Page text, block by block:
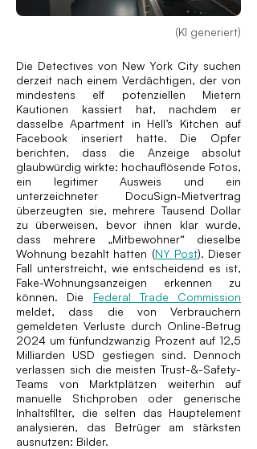
(KI generiert)
Die Detectives von New York City suchen
derzeit nach einem Verdächtigen, der von
mindestens elf potenziellen Mietern
Kautionen kassiert hat, nachdem er
dasselbe Apartment in Hell’s Kitchen auf
Facebook inseriert hatte. Die Opfer
berichten, dass die Anzeige absolut
glaubwürdig wirkte: hochauflösende Fotos,
ein legitimer Ausweis und ein
unterzeichneter DocuSign-Mietvertrag
überzeugten sie, mehrere Tausend Dollar
zu überweisen, bevor ihnen klar wurde,
dass mehrere „Mitbewohner“ dieselbe
Wohnung bezahlt hatten (NY Post). Dieser
Fall unterstreicht, wie entscheidend es ist,
Fake-Wohnungsanzeigen erkennen zu
können. Die Federal Trade Commission
meldet, dass die von Verbrauchern
gemeldeten Verluste durch Online-Betrug
2024 um fünfundzwanzig Prozent auf 12,5
Milliarden USD gestiegen sind. Dennoch
verlassen sich die meisten Trust-&-Safety-
Teams von Marktplätzen weiterhin auf
manuelle Stichproben oder generische
Inhaltsfilter, die selten das Hauptelement
analysieren, das Betrüger am stärksten
ausnutzen: Bilder.